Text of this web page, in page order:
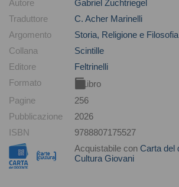
Autore
Gabriel Zuchtriegel
Traduttore
C. Acher Marinelli
Argomento
Storia, Religione e Filosofia
Collana
Scintille
Editore
Feltrinelli
Formato
Libro
Pagine
256
Pubblicazione
2026
ISBN
9788807175527
Acquistabile con Carta del
Cultura Giovani